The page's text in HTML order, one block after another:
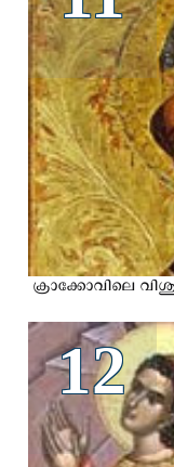
ക്രാക്കോവിലെ
12